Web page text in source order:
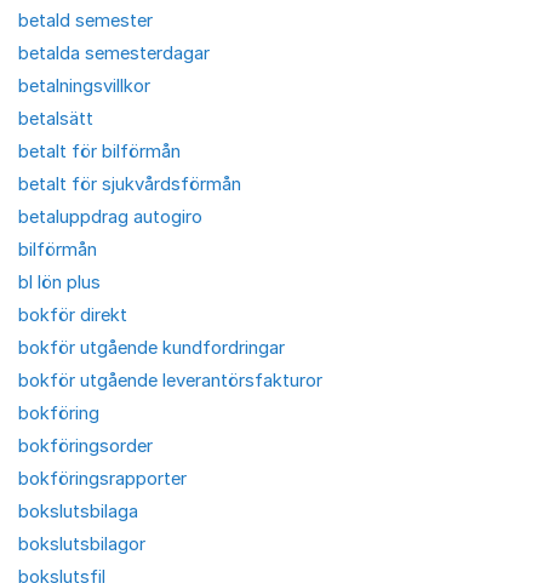
betald semester
betalda semesterdagar
betalningsvillkor
betalsätt
betalt för bilförmån
betalt för sjukvårdsförmån
betaluppdrag autogiro
bilförmån
bl lön plus
bokför direkt
bokför utgående kundfordringar
bokför utgående leverantörsfakturor
bokföring
bokföringsorder
bokföringsrapporter
bokslutsbilaga
bokslutsbilagor
bokslutsfil